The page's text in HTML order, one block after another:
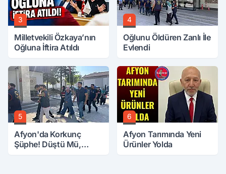
3
Milletvekili Özkaya’nın
Oğluna İftira Atıldı
4
Oğlunu Öldüren Zanlı İle
Evlendi
5
Afyon'da Korkunç
Şüphe! Düştü Mü,
6
Afyon Tarımında Yeni
Ürünler Yolda